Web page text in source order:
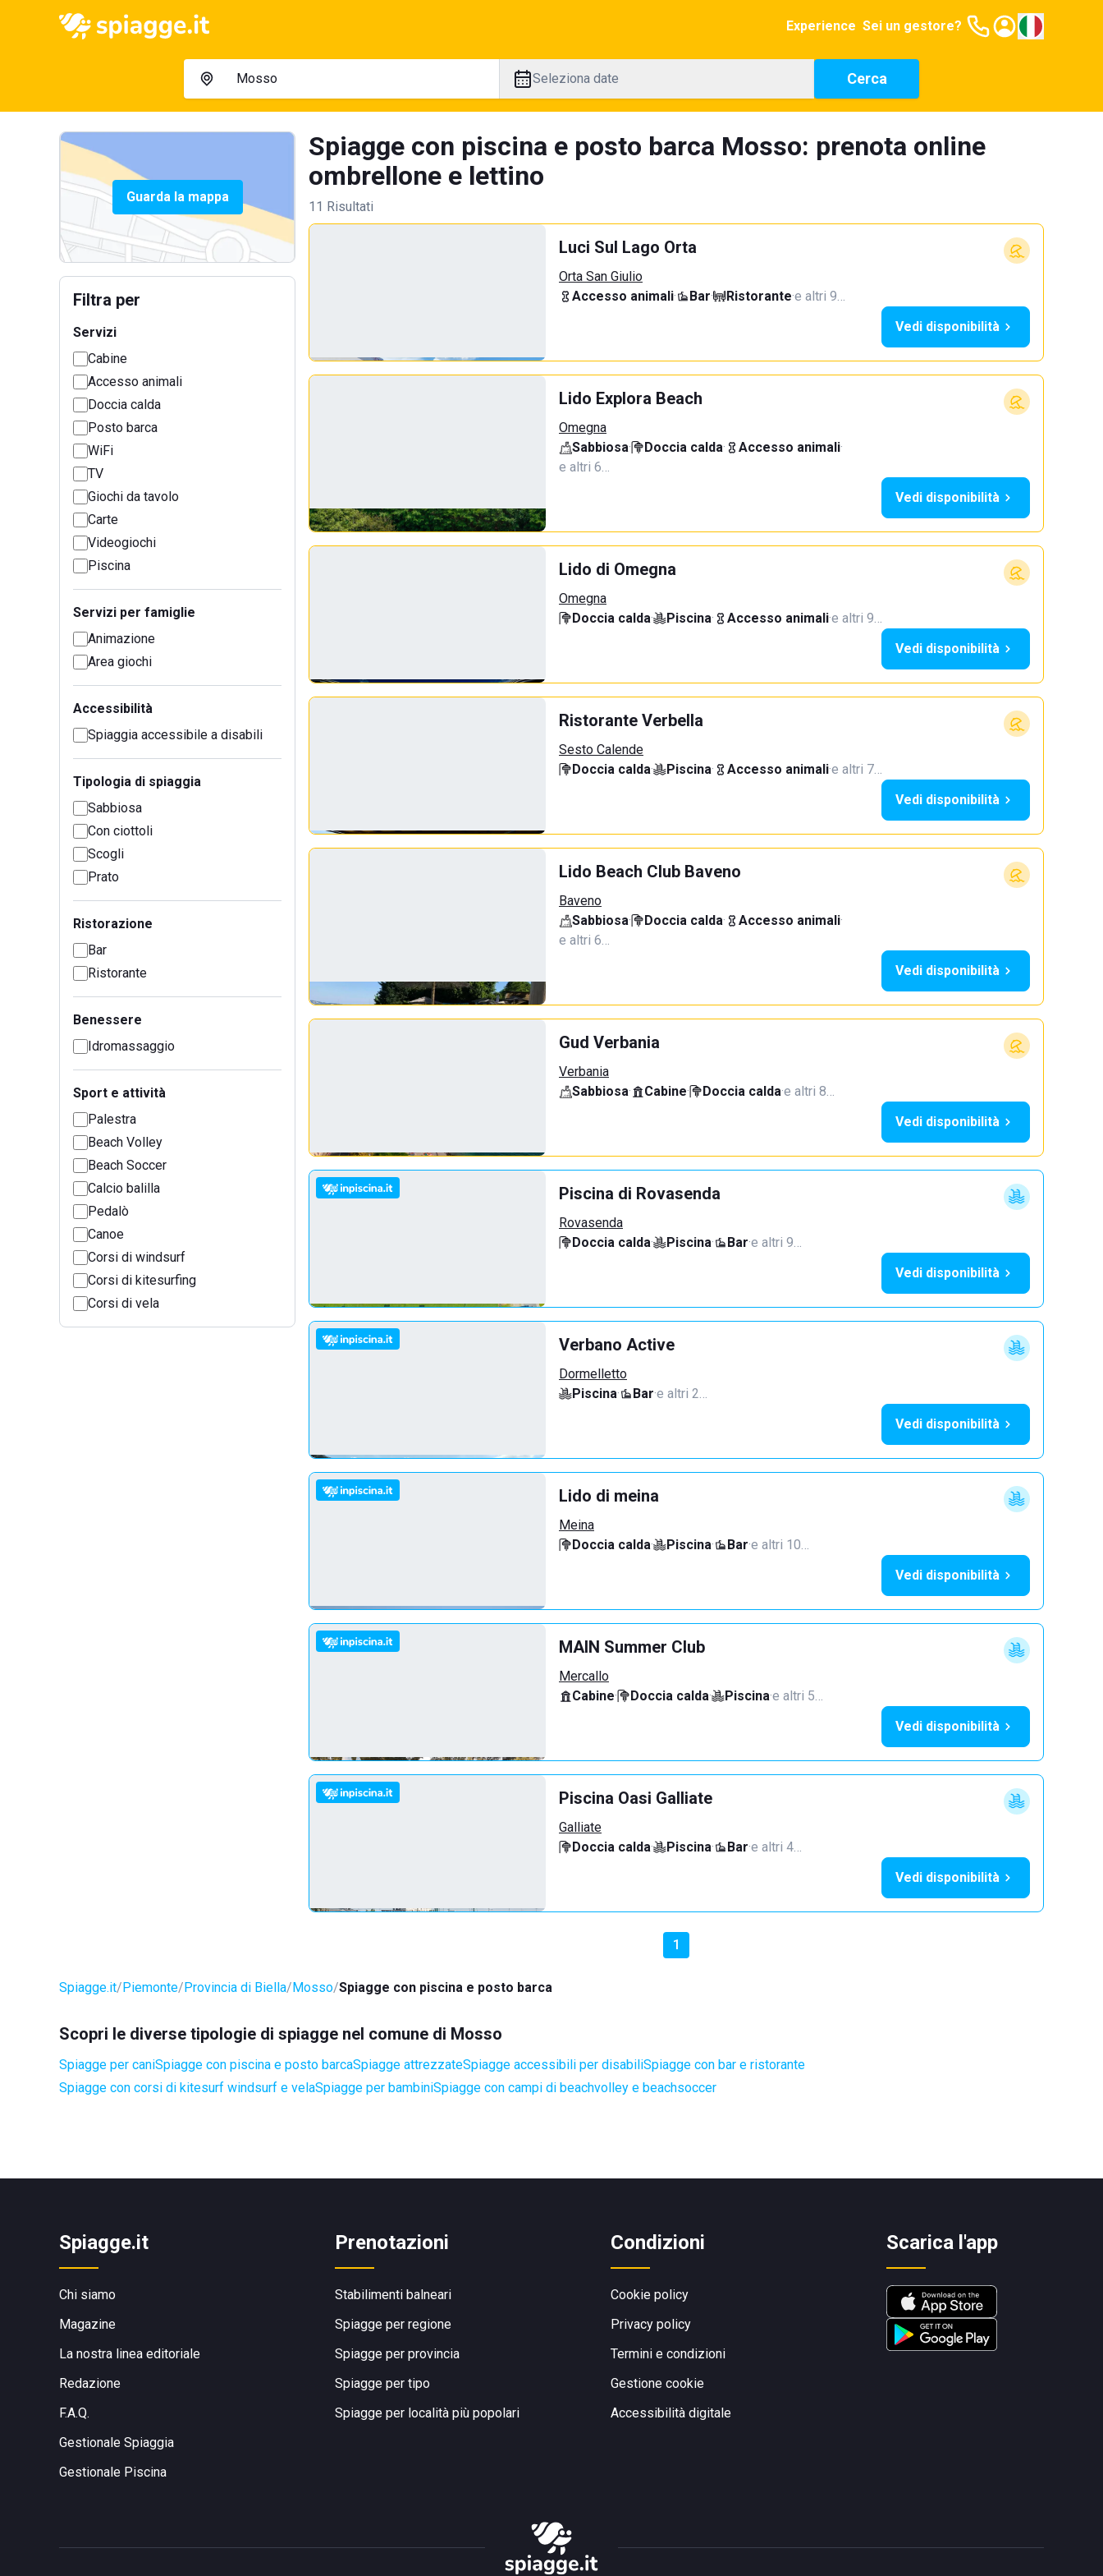
Experience Sei un gestore?
Seleziona date Cerca
Guarda la mappa
Filtra per
Servizi
Cabine
Accesso animali
Doccia calda
Posto barca
WiFi
TV
Giochi da tavolo
Carte
Videogiochi
Piscina
Servizi per famiglie
Animazione
Area giochi
Accessibilità
Spiaggia accessibile a disabili
Tipologia di spiaggia
Sabbiosa
Con ciottoli
Scogli
Prato
Ristorazione
Bar
Ristorante
Benessere
Idromassaggio
Sport e attività
Palestra
Beach Volley
Beach Soccer
Calcio balilla
Pedalò
Canoe
Corsi di windsurf
Corsi di kitesurfing
Corsi di vela
Spiagge con piscina e posto barca Mosso: prenota online
ombrellone e lettino
11 Risultati
Luci Sul Lago Orta
Orta San Giulio
Accesso animali· Bar· Ristorante·e altri 9…
Vedi disponibilità
Lido Explora Beach
Omegna
Sabbiosa· Doccia calda· Accesso animali·
e altri 6…
Vedi disponibilità
Lido di Omegna
Omegna
Doccia calda· Piscina· Accesso animali·e altri 9…
Vedi disponibilità
Ristorante Verbella
Sesto Calende
Doccia calda· Piscina· Accesso animali·e altri 7…
Vedi disponibilità
Lido Beach Club Baveno
Baveno
Sabbiosa· Doccia calda· Accesso animali·
e altri 6…
Vedi disponibilità
Gud Verbania
Verbania
Sabbiosa· Cabine· Doccia calda·e altri 8…
Vedi disponibilità
Piscina di Rovasenda
Rovasenda
Doccia calda· Piscina· Bar·e altri 9…
Vedi disponibilità
Verbano Active
Dormelletto
Piscina· Bar·e altri 2…
Vedi disponibilità
Lido di meina
Meina
Doccia calda· Piscina· Bar·e altri 10…
Vedi disponibilità
MAIN Summer Club
Mercallo
Cabine· Doccia calda· Piscina·e altri 5…
Vedi disponibilità
Piscina Oasi Galliate
Galliate
Doccia calda· Piscina· Bar·e altri 4…
Vedi disponibilità
1
Spiagge.it Piemonte Provincia di Biella Mosso Spiagge con piscina e posto barca
Scopri le diverse tipologie di spiagge nel comune di Mosso
Spiagge per caniSpiagge con piscina e posto barcaSpiagge attrezzateSpiagge accessibili per disabiliSpiagge con bar e ristorante
Spiagge con corsi di kitesurf windsurf e velaSpiagge per bambiniSpiagge con campi di beachvolley e beachsoccer
Spiagge.it
Chi siamo
Magazine
La nostra linea editoriale
Redazione
F.A.Q.
Gestionale Spiaggia
Gestionale Piscina
Prenotazioni
Stabilimenti balneari
Spiagge per regione
Spiagge per provincia
Spiagge per tipo
Spiagge per località più popolari
Condizioni
Cookie policy
Privacy policy
Termini e condizioni
Gestione cookie
Accessibilità digitale
Scarica l'app